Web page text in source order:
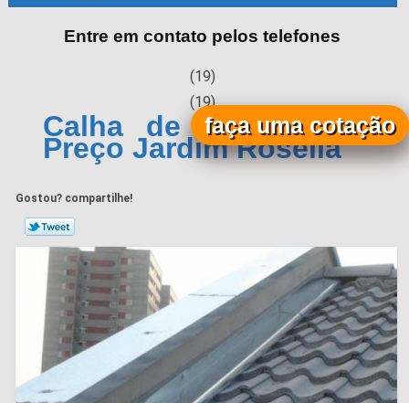
Entre em contato pelos telefones
(19)
(19)
Calha de Chuva Zinco
Preço Jardim Roselia
Gostou? compartilhe!
faça uma cotação